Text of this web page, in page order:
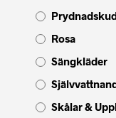
Rosa
Sängkläder
Skålar &